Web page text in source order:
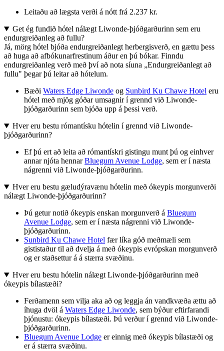
Leitaðu að lægsta verði á nótt frá 2.237 kr.
Get ég fundið hótel nálægt Liwonde-þjóðgarðurinn sem eru
endurgreiðanleg að fullu?
Já, mörg hótel bjóða endurgreiðanlegt herbergisverð, en gættu þess
að huga að afbókunarfrestinum áður en þú bókar. Finndu
endurgreiðanleg verð með því að nota síuna „Endurgreiðanlegt að
fullu" þegar þú leitar að hótelum.
Bæði Waters Edge Liwonde og Sunbird Ku Chawe Hotel eru
hótel með mjög góðar umsagnir í grennd við Liwonde-
þjóðgarðurinn sem bjóða upp á þessi verð.
Hver eru bestu rómantísku hótelin í grennd við Liwonde-
þjóðgarðurinn?
Ef þú ert að leita að rómantískri gistingu munt þú og einhver
annar njóta hennarBluegum Avenue Lodge, sem er í næsta
nágrenni við Liwonde-þjóðgarðurinn.
Hver eru bestu gæludýravænu hótelin með ókeypis morgunverði
nálægt Liwonde-þjóðgarðurinn?
Þú getur notið ókeypis enskan morgunverð á Bluegum
Avenue Lodge, sem er í næsta nágrenni við Liwonde-
þjóðgarðurinn.
Sunbird Ku Chawe Hotel fær líka góð meðmæli sem
gististaður til að dvelja á með ókeypis evrópskan morgunverð
og er staðsettur á á stærra svæðinu.
Hver eru bestu hótelin nálægt Liwonde-þjóðgarðurinn með
ókeypis bílastæði?
Ferðamenn sem vilja aka að og leggja án vandkvæða ættu að
íhuga dvöl á Waters Edge Liwonde, sem býður eftirfarandi
þjónustu: ókeypis bílastæði. Þú verður í grennd við Liwonde-
þjóðgarðurinn.
Bluegum Avenue Lodge er einnig með ókeypis bílastæði og
er á stærra svæðinu.